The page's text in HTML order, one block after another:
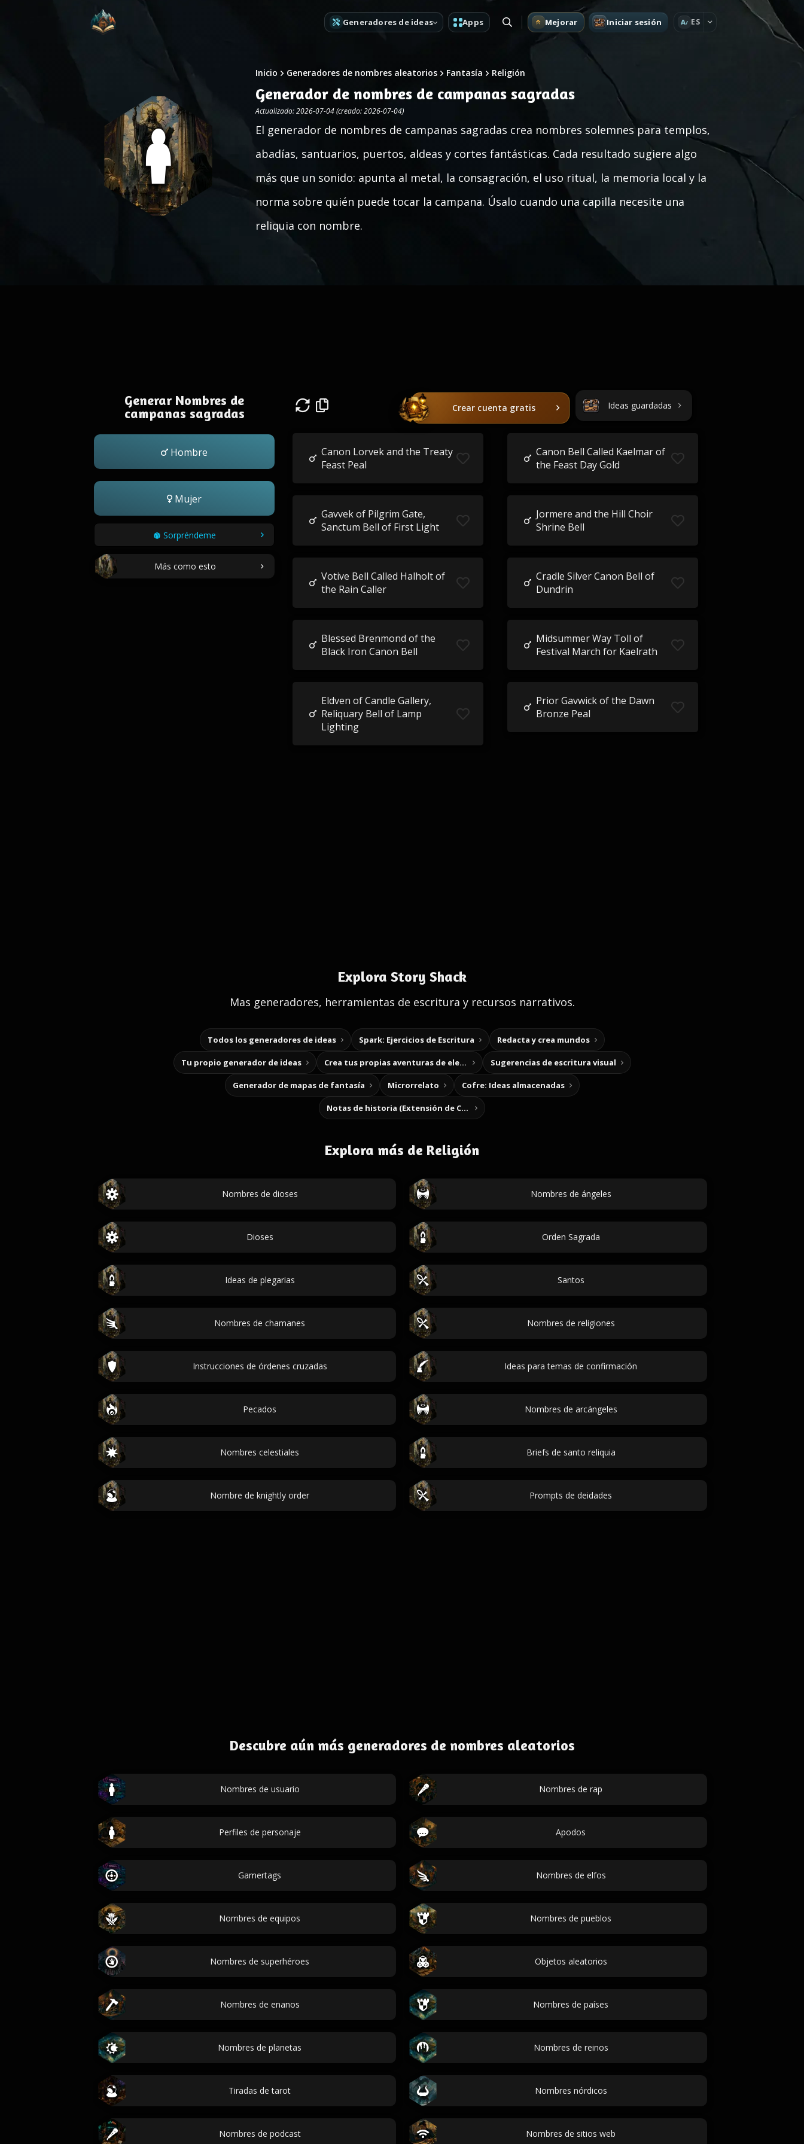
Generadores de ideas Apps Mejorar Iniciar sesión A ES
Inicio Generadores de nombres aleatorios Fantasía Religión
Generador de nombres de campanas sagradas
Actualizado: 2026-07-04 (creado: 2026-07-04)
El generador de nombres de campanas sagradas crea nombres solemnes para templos,
abadías, santuarios, puertos, aldeas y cortes fantásticas. Cada resultado sugiere algo
más que un sonido: apunta al metal, la consagración, el uso ritual, la memoria local y la
norma sobre quién puede tocar la campana. Úsalo cuando una capilla necesite una
reliquia con nombre.
Generar Nombres de
campanas sagradas
Hombre
Mujer
Sorpréndeme
Más como esto
Crear cuenta gratis Ideas guardadas
Canon Lorvek and the Treaty
Feast Peal
Canon Bell Called Kaelmar of
the Feast Day Gold
Gavvek of Pilgrim Gate,
Sanctum Bell of First Light
Jormere and the Hill Choir
Shrine Bell
Votive Bell Called Halholt of
the Rain Caller
Cradle Silver Canon Bell of
Dundrin
Blessed Brenmond of the
Black Iron Canon Bell
Midsummer Way Toll of
Festival March for Kaelrath
Eldven of Candle Gallery,
Reliquary Bell of Lamp
Lighting
Prior Gavwick of the Dawn
Bronze Peal
Explora Story Shack
Mas generadores, herramientas de escritura y recursos narrativos.
Todos los generadores de ideas Spark: Ejercicios de Escritura Redacta y crea mundos
Tu propio generador de ideas Crea tus propias aventuras de elección Sugerencias de escritura visual
Generador de mapas de fantasía Microrrelato Cofre: Ideas almacenadas
Notas de historia (Extensión de Chrome)
Explora más de Religión
Nombres de dioses Nombres de ángeles
Dioses Orden Sagrada
Ideas de plegarias Santos
Nombres de chamanes Nombres de religiones
Instrucciones de órdenes cruzadas Ideas para temas de confirmación
Pecados Nombres de arcángeles
Nombres celestiales Briefs de santo reliquia
Nombre de knightly order Prompts de deidades
Descubre aún más generadores de nombres aleatorios
Nombres de usuario Nombres de rap
Perfiles de personaje Apodos
Gamertags Nombres de elfos
Nombres de equipos Nombres de pueblos
Nombres de superhéroes Objetos aleatorios
Nombres de enanos Nombres de países
Nombres de planetas Nombres de reinos
Tiradas de tarot Nombres nórdicos
Nombres de podcast Nombres de sitios web